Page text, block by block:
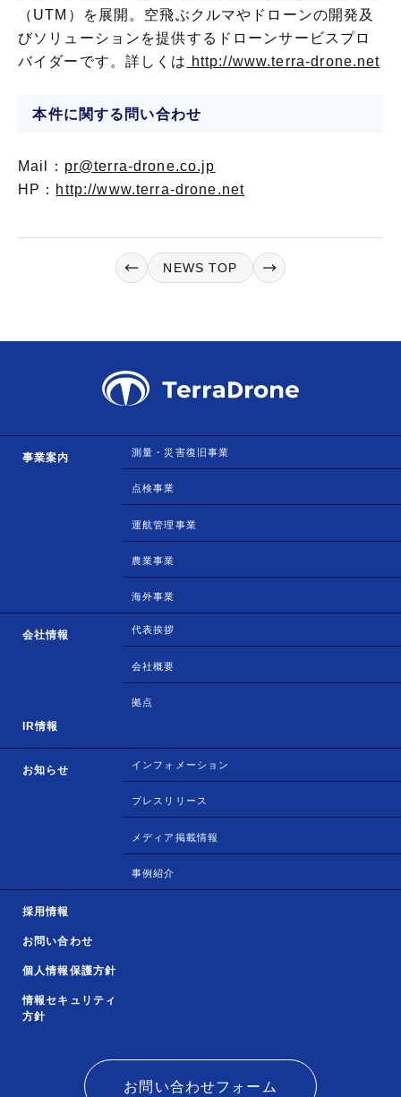
（UTM）を展開。空飛ぶクルマやドローンの開発及
びソリューションを提供するドローンサービスプロ
バイダーです。詳しくは http://www.terra-drone.net
本件に関する問い合わせ
Mail： pr@terra-drone.co.jp
HP： http://www.terra-drone.net
NEWS TOP
事業案内 測量・災害復旧事業
点検事業
運航管理事業
農業事業
海外事業
会社情報 代表挨拶
会社概要
拠点
IR情報
お知らせ インフォメーション
プレスリリース
メディア掲載情報
事例紹介
採用情報
お問い合わせ
個人情報保護方針
情報セキュリティ
方針
お問い合わせフォーム